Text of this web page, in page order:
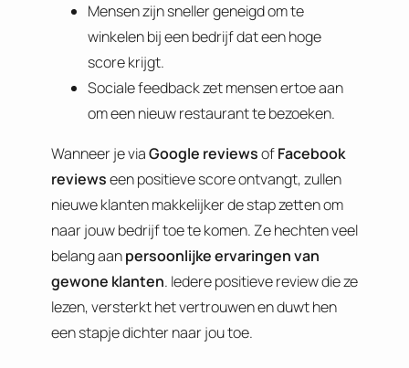
Mensen zijn sneller geneigd om te
winkelen bij een bedrijf dat een hoge
score krijgt.
Sociale feedback zet mensen ertoe aan
om een nieuw restaurant te bezoeken.
Wanneer je viaGoogle reviewsofFacebook
reviewseen positieve score ontvangt, zullen
nieuwe klanten makkelijker de stap zetten om
naar jouw bedrijf toe te komen. Ze hechten veel
belang aanpersoonlijke ervaringen van
gewone klanten. Iedere positieve review die ze
lezen, versterkt het vertrouwen en duwt hen
een stapje dichter naar jou toe.